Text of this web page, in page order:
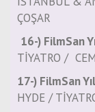
ÇOŞAR
16-) FilmSan
TİYATRO /
17-) FilmSan
HYDE /